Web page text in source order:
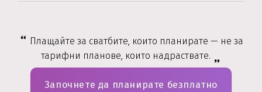
Плащайте за сватбите, които планирате — не за
тарифни планове, които надраствате.
Започнете да планирате безплатно